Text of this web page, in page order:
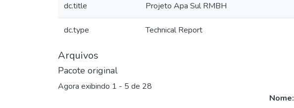
dc.title Projeto Apa Sul RMBH
dc.type Technical Report
Arquivos
Pacote original
Agora exibindo 1 - 5 de 28
Nome: